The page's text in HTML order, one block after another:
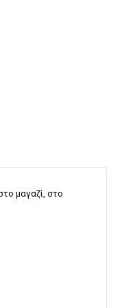
μαγαζί, στο